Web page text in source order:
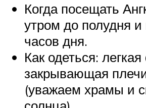
Когда посещать
утром до полудня и
часов дня.
Как одеться:
закрывающая
(уважаем храмы и